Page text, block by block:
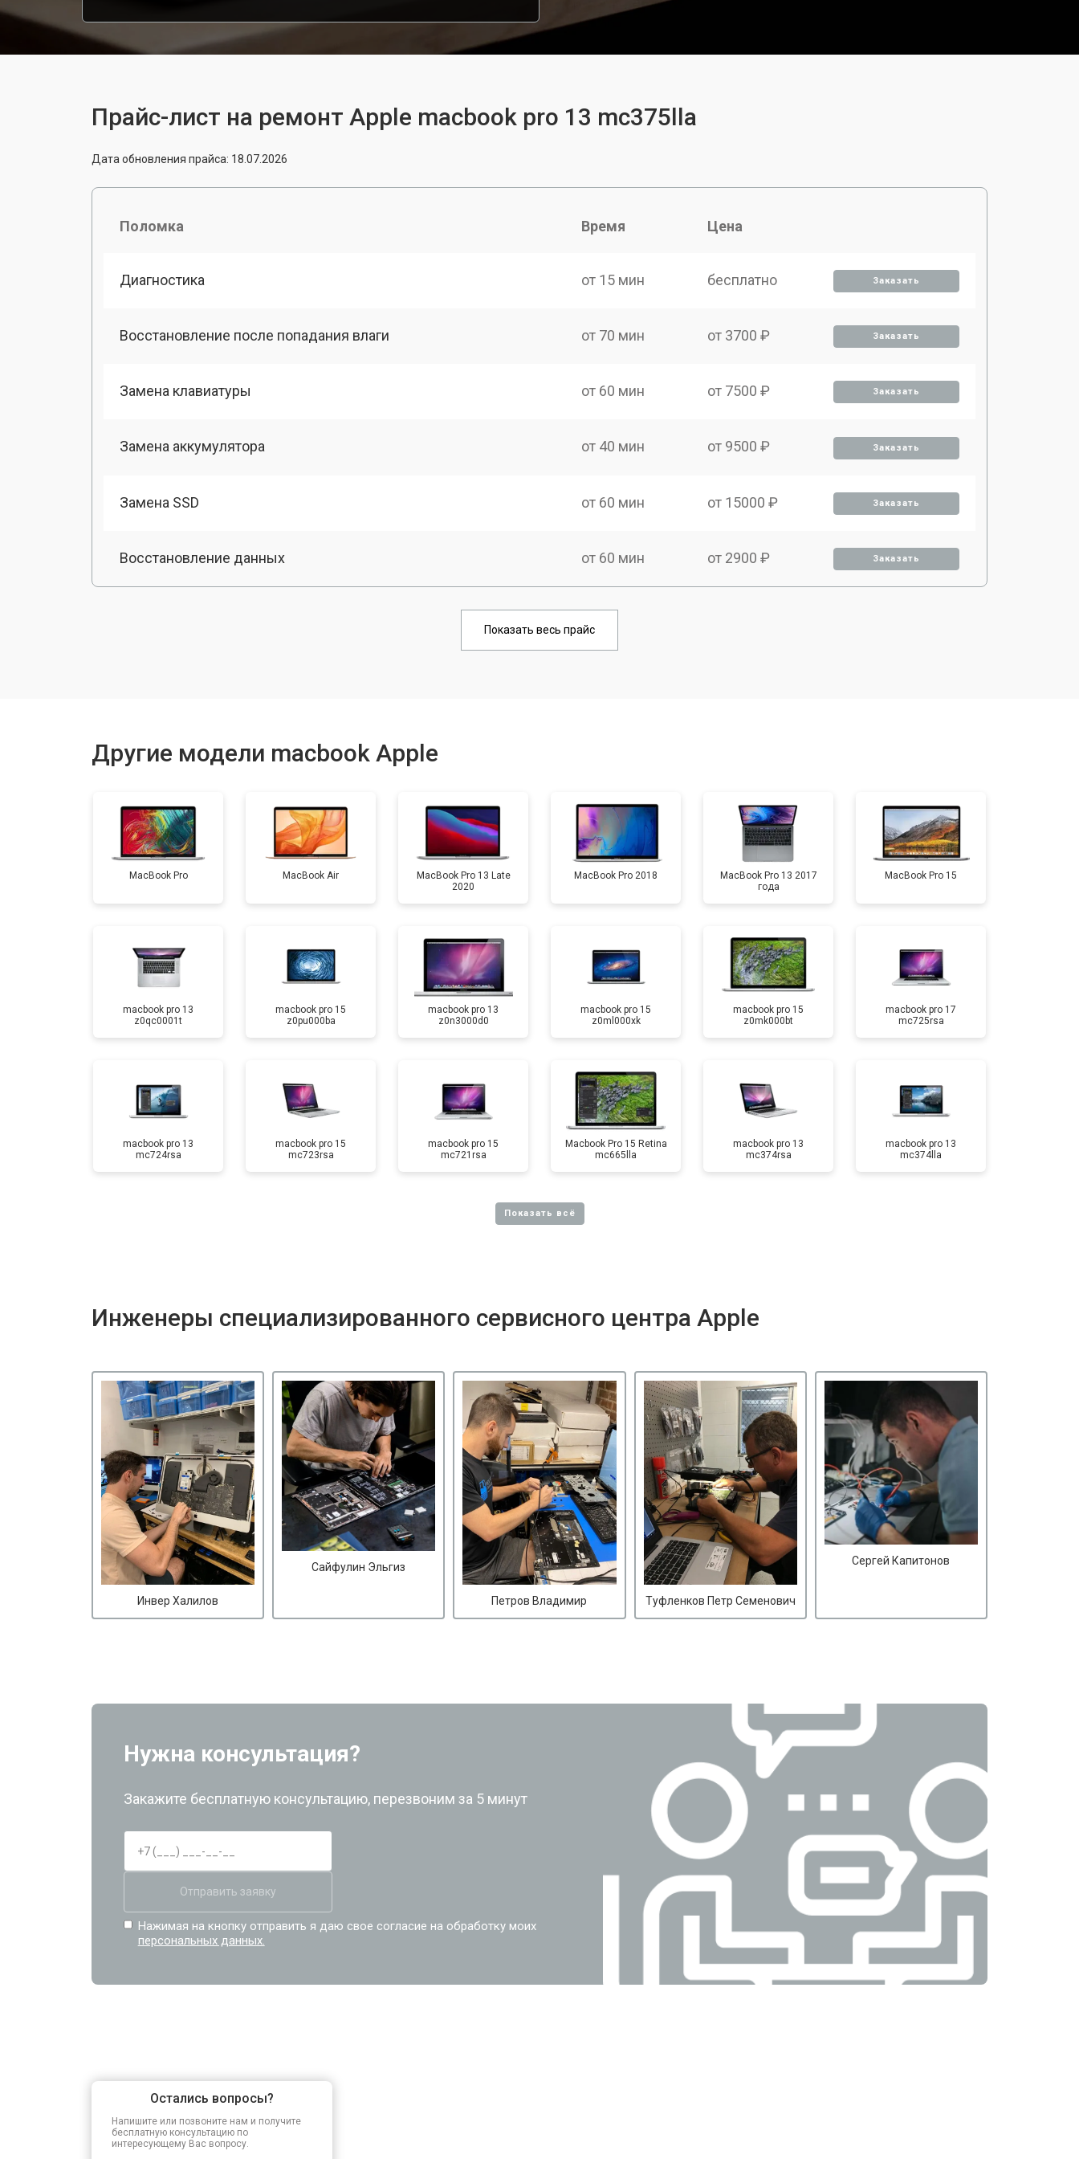
Прайс-лист на ремонт Apple macbook pro 13 mc375lla
Дата обновления прайса: 18.07.2026
Поломка Время Цена
Диагностика от 15 мин бесплатно Заказать
Восстановление после попадания влаги от 70 мин от 3700 ₽ Заказать
Замена клавиатуры от 60 мин от 7500 ₽ Заказать
Замена аккумулятора от 40 мин от 9500 ₽ Заказать
Замена SSD от 60 мин от 15000 ₽ Заказать
Восстановление данных от 60 мин от 2900 ₽ Заказать
от 60 мин
Показать весь прайс
Другие модели macbook Apple
MacBook Pro MacBook Air
MacBook Pro 13 Late
2020
MacBook Pro 2018
MacBook Pro 13 2017
года
MacBook Pro 15
macbook pro 13
z0qc0001t
macbook pro 15
z0pu000ba
macbook pro 13
z0n3000d0
macbook pro 15
z0ml000xk
macbook pro 15
z0mk000bt
macbook pro 17
mc725rsa
macbook pro 13
mc724rsa
macbook pro 15
mc723rsa
macbook pro 15
mc721rsa
Macbook Pro 15 Retina
mc665lla
macbook pro 13
mc374rsa
macbook pro 13
mc374lla
Инженеры специализированного сервисного центра Apple
Инвер Халилов
Сайфулин Эльгиз
Петров Владимир Туфленков Петр Семенович
Сергей Капитонов
Нужна консультация?
Закажите бесплатную консультацию, перезвоним за 5 минут
Отправить заявку
Нажимая на кнопку отправить я даю свое согласие на обработку моих
персональных данных.
Остались вопросы?
Напишите или позвоните нам и получите
бесплатную консультацию по
интересующему Вас вопросу.